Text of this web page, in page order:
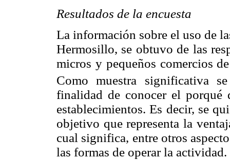
Resultados de la encuesta
La información sobre el uso de
Hermosillo, se obtuvo de las
micros y pequeños comercios
Como muestra significativa
finalidad de conocer el
establecimientos. Es decir, se
objetivo que representa la
cual significa, entre otros
las formas de operar la actividad.